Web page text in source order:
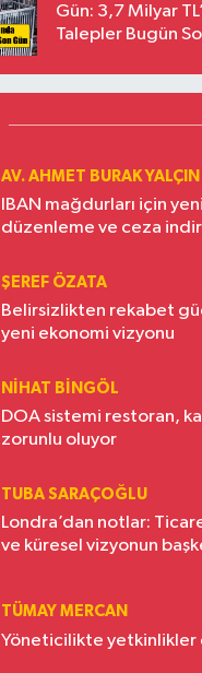
Gün: 3,7 Milyar
Talepler Bugün
AV. AHMET BURAK YALÇIN
IBAN mağdurları için
düzenleme ve ceza
ŞEREF ÖZATA
Belirsizlikten rekabet
yeni ekonomi vizyonu
NIHAT BINGÖL
DOA sistemi restoran,
zorunlu oluyor
TUBA SARAÇOĞLU
Londra’dan notlar:
ve küresel vizyonun
TÜMAY MERCAN
Yöneticilikte yetkinlikler